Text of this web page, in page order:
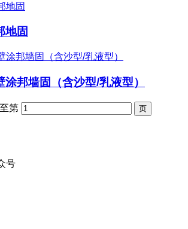
地固
涂邦墙固（含沙型/乳液型）
第
号